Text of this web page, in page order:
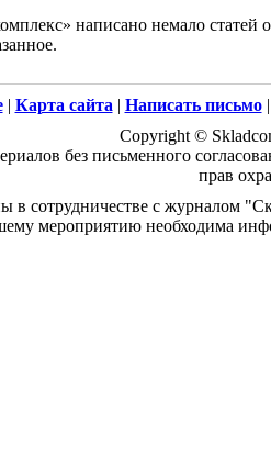
написано немало статей
| Карта сайта | Написать письмо
Copyright ©
без письменного
прав
в сотрудничестве с журналом
мероприятию необходима